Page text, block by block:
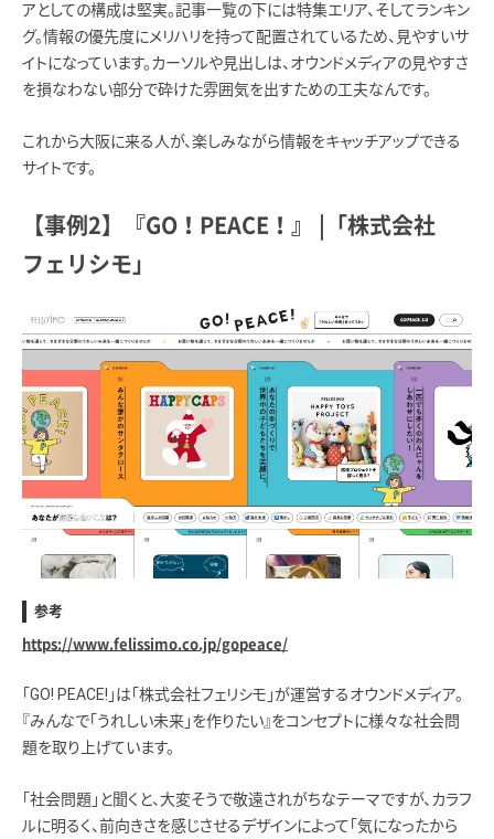
アとしての構成は堅実。記事一覧の下には特集エリア、そしてランキン
グ。情報の優先度にメリハリを持って配置されているため、見やすいサ
イトになっています。カーソルや見出しは、オウンドメディアの見やすさ
を損なわない部分で砕けた雰囲気を出すための工夫なんです。
これから大阪に来る人が、楽しみながら情報をキャッチアップできる
サイトです。
【事例2】『GO！PEACE！』 |「株式会社
フェリシモ」
参考
https://www.felissimo.co.jp/gopeace/
「GO! PEACE!」は「株式会社フェリシモ」が運営するオウンドメディア。
『みんなで「うれしい未来」を作りたい』をコンセプトに様々な社会問
題を取り上げています。
「社会問題」と聞くと、大変そうで敬遠されがちなテーマですが、カラフ
ルに明るく、前向きさを感じさせるデザインによって「気になったから